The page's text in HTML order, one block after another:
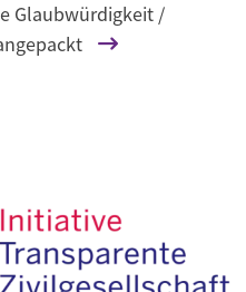
Glaubwürdigkeit /